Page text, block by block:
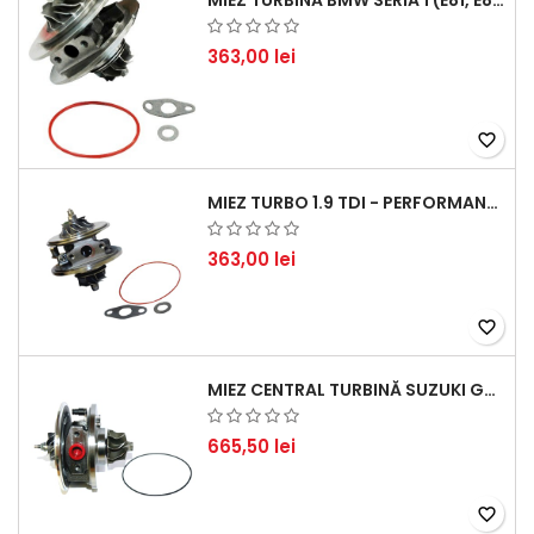
363,00 lei
favorite_border
MIEZ TURBO 1.9 TDI - PERFORMANȚĂ FIABILĂ PENTRU AUDI, SEAT, SKODA ȘI VW
363,00 lei
favorite_border
MIEZ CENTRAL TURBINĂ SUZUKI GRAND ESCUDO II 1.9 DDIS TRACȚIUNE INTEGRALĂ - MOTORIZARE 1.9L, 95 KW (129 CP)
665,50 lei
favorite_border